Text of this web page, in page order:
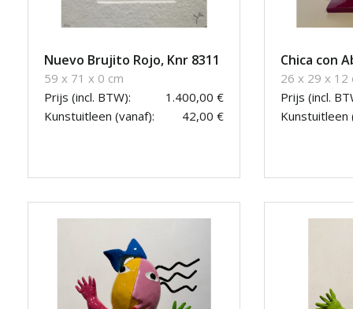
Nuevo Brujito Rojo, Knr 8311
59 x 71 x 0 cm
Prijs (incl. BTW):
1.400,00 €
Kunstuitleen (vanaf):
42,00 €
Chica con
26 x 29 x 12
Prijs (incl.
Kunstuitleen